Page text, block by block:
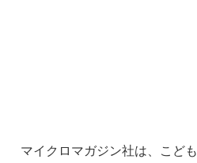
マイクロマガジン社は、こども